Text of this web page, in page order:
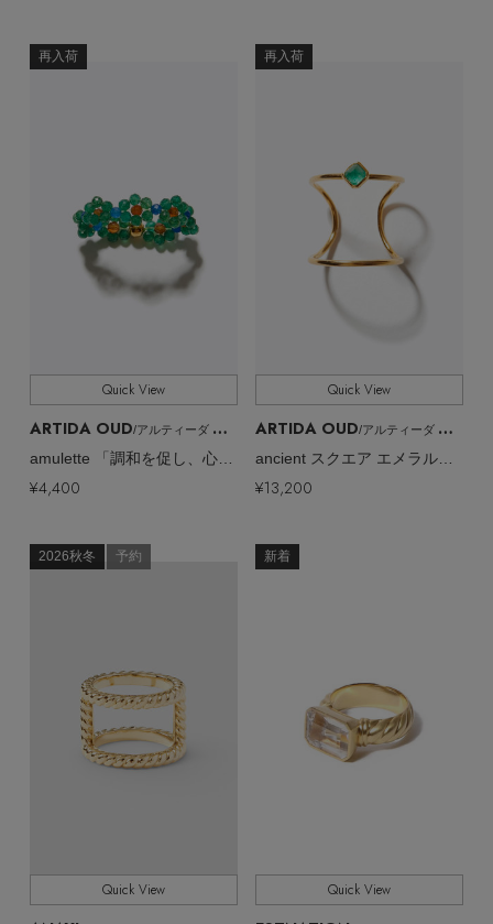
再入荷
Quick View
ARTIDA OUD/アルティーダ ウード
amulette 「調和を促し、心身をリフレッシュ」グリーンオニキス フラワー リング
¥4,400
再入荷
Quick View
ARTIDA OUD/アルティーダ ウード
ancient スクエア エメラルド ネイル リング
¥13,200
2026秋冬 予約
Quick View
新着
Quick View